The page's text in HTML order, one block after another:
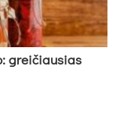
greičiausias